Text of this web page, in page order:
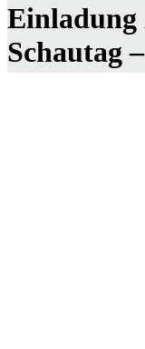
Einladung
Schautag